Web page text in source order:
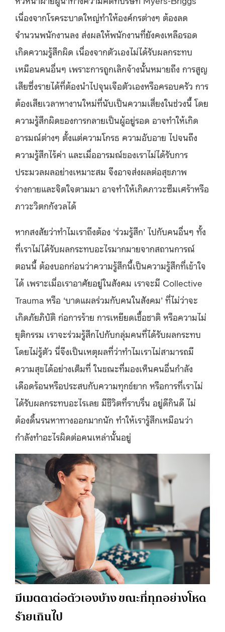
เนื่องจากโรคระบาดใหญ่ทำให้องค์กรต่างๆ ต้องลด
จำนวนพนักงานลง ส่งผลให้พนักงานที่ยังคงเหลือรอด
เกิดความรู้สึกผิด เนื่องจากตัวเองไม่ได้รับผลกระทบ
เหมือนคนอื่นๆ เพราะการถูกเลิกจ้างนั้นหมายถึง การสูญ
เสียซึ่งรายได้ที่ต้องนำไปจุนเจือตัวเองหรือครอบครัว การ
ต้องเสียเวลาหางานใหม่ที่นับเป็นความเสี่ยงในช่วงนี้ โดย
ความรู้สึกผิดของการกลายเป็นผู้อยู่รอด อาจทำให้เกิด
อารมณ์ต่างๆ ตั้งแต่ความโกรธ ความอับอาย ไปจนถึง
ความรู้สึกไร้ค่า และเมื่ออารมณ์ของเราไม่ได้รับการ
ประมวลผลอย่างเหมาะสม จึงอาจส่งผลต่อสุขภาพ
ร่างกายและจิตใจตามมา อาจทำให้เกิดภาวะซึมเศร้าหรือ
ภาวะวิตกกังวลได้
หากสงสัยว่าทำไมเราถึงต้อง ‘ร่วมรู้สึก’ ไปกับคนอื่นๆ ทั้ง
ที่เราไม่ได้รับผลกระทบอะไรมากมายจากสถานการณ์
ตอนนี้ ต้องบอกก่อนว่าความรู้สึกนี้เป็นความรู้สึกที่เข้าใจ
ได้ เพราะเมื่อเราอาศัยอยู่ในสังคม เราจะมี Collective
Trauma หรือ ‘บาดแผลร่วมกับคนในสังคม’ ที่ไม่ว่าจะ
เกิดภัยภิบัติ ก่อการร้าย การเหยียดเชื้อชาติ หรือความไม่
ยุติกรรม เราจะร่วมรู้สึกไปกับกลุ่มคนที่ได้รับผลกระทบ
โดยไม่รู้ตัว นี่จึงเป็นเหตุผลที่ว่าทำไมเราไม่สามารถมี
ความสุขได้อย่างเต็มที่ ในขณะที่มองเห็นคนอื่นกำลัง
เดือดร้อนหรือประสบกับความทุกข์ยาก หรือการที่เราไม่
ได้รับผลกระทบอะไรเลย มีชีวิตที่ราบรื่น อยู่ดีกินดี ไม่
ต้องดิ้นรนหาทางออกมากนัก ทำให้เรารู้สึกเหมือนว่า
กำลังทำอะไรผิดต่อคนเหล่านั้นอยู่
มีเมตตาต่อตัวเองบ้าง ขณะที่ทุกอย่างโหด
ร้ายเกินไป